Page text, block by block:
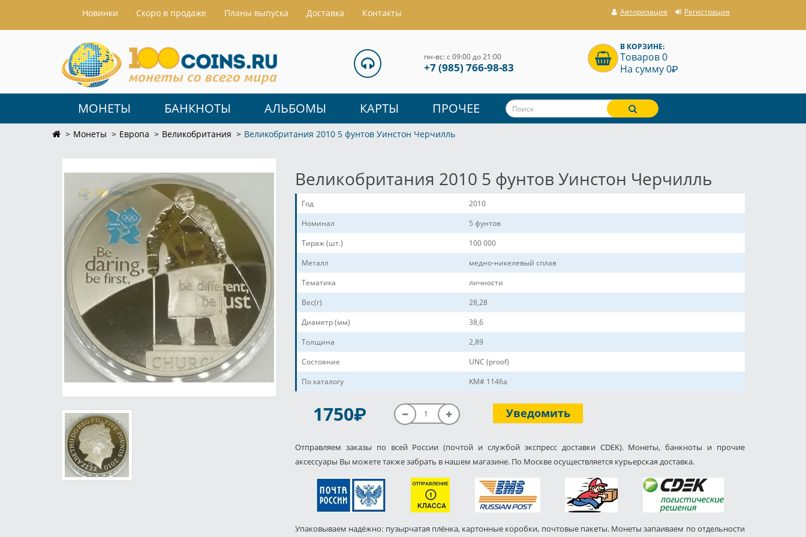
Hовинки Скоро в продаже Планы выпуска Доставка Контакты Авторизация Регистрация
пн-вс: с 09:00 до 21:00
+7 (985) 766-98-83
В КОРЗИНЕ:
Товаров 0
На сумму 0P
МОНЕТЫ БАНКНОТЫ АЛЬБОМЫ КАРТЫ ПРОЧЕЕ
Монеты Европа Великобритания Великобритания 2010 5 фунтов Уинстон Черчилль
Великобритания 2010 5 фунтов Уинстон Черчилль
Год
2010
Номинал
5 фунтов
Тираж (шт.)
100 000
Металл
медно-никелевый сплав
Тематика
личности
Вес(г)
28,28
Диаметр (мм)
38,6
Толщина
2,89
Состояние
UNC (proof)
По каталогу
KM# 1146a
1750P Уведомить
Отправляем заказы по всей России (почтой и службой экспресс доставки CDEK). Монеты, банкноты и прочие
аксессуары Вы можете также забрать в нашем магазине. По Москве осуществляется курьерская доставка.
Упаковываем надёжно: пузырчатая плёнка, картонные коробки, почтовые пакеты. Монеты запаиваем по отдельности